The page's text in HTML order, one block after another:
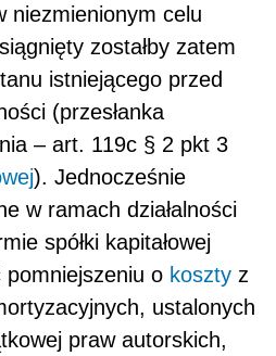
niezmienionym celu
zostałby zatem
istniejącego przed
(przesłanka
– art. 119c § 2 pkt 3
). Jednocześnie
w ramach działalności
spółki kapitałowej
pomniejszeniu o koszty z
ustalonych
praw autorskich,